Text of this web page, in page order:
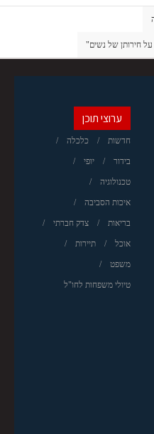
חירותן של נשים"
ערוצי תוכן
חדשות כלכלה
בידור יופי
טכנולוגיה
איכות הסביבה
בריאות צדק חברתי
אוכל תיירות
משפט
טיולי משפחות לחו"ל